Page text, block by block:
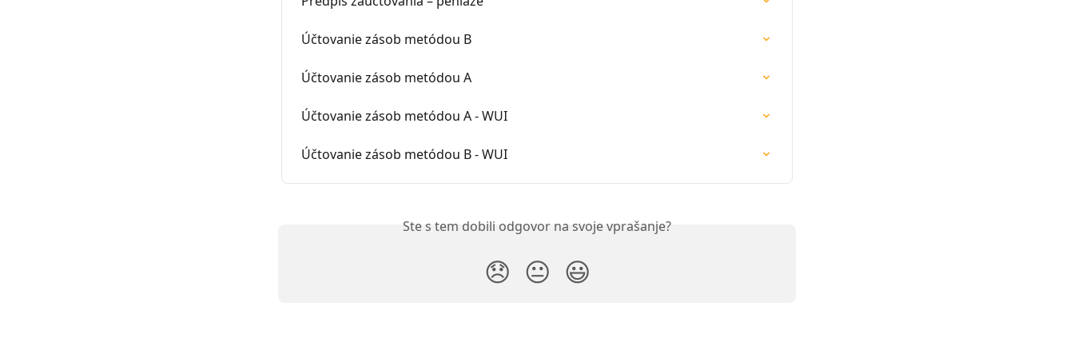
Účtovanie zásob metódou B
Účtovanie zásob metódou A
Účtovanie zásob metódou A - WUI
Účtovanie zásob metódou B - WUI
Ste s tem dobili odgovor na svoje vprašanje?
😞 😐 😃